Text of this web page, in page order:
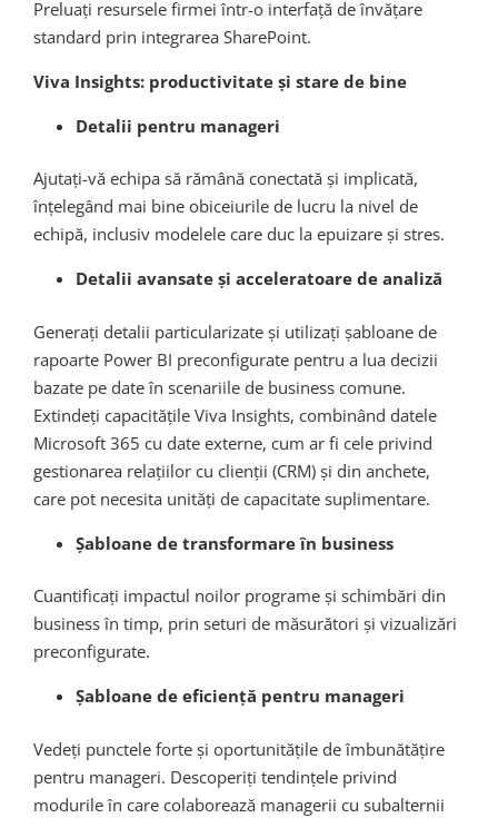
Preluați resursele firmei într-o interfață de învățare
standard prin integrarea SharePoint.
Viva Insights: productivitate și stare de bine
Detalii pentru manageri
Ajutați-vă echipa să rămână conectată și implicată,
înțelegând mai bine obiceiurile de lucru la nivel de
echipă, inclusiv modelele care duc la epuizare și stres.
Detalii avansate și acceleratoare de analiză
Generați detalii particularizate și utilizați șabloane de
rapoarte Power BI preconfigurate pentru a lua decizii
bazate pe date în scenariile de business comune.
Extindeți capacitățile Viva Insights, combinând datele
Microsoft 365 cu date externe, cum ar fi cele privind
gestionarea relațiilor cu clienții (CRM) și din anchete,
care pot necesita unități de capacitate suplimentare.
Șabloane de transformare în business
Cuantificați impactul noilor programe și schimbări din
business în timp, prin seturi de măsurători și vizualizări
preconfigurate.
Șabloane de eficiență pentru manageri
Vedeți punctele forte și oportunitățile de îmbunătățire
pentru manageri. Descoperiți tendințele privind
modurile în care colaborează managerii cu subalternii